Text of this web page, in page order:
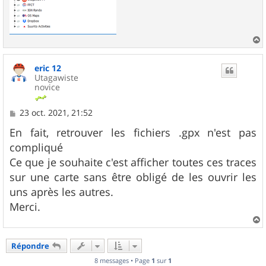
a
eric 12
Utagawiste
novice
M
s
s
a
g
e
23 oct. 2021, 21:52
En fait, retrouver les fichiers .gpx n'est pas
compliqué
Ce que je souhaite c'est afficher toutes ces traces
sur une carte sans être obligé de les ouvrir les
uns après les autres.
Merci.
a
Répondre
8 messages • Page 1 sur 1